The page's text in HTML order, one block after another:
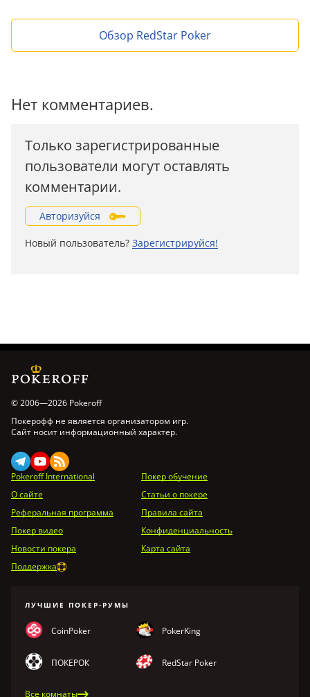
Обзор RedStar Poker
Нет комментариев.
Только зарегистрированные
пользователи могут оставлять
комментарии.
Авторизуйся
Новый пользователь? Зарегистрируйся!
© 2006—2026 Pokeroff
Покерофф не является организатором игр.
Сайт носит информационный характер.
Pokeroff International
Покер обучение
О сайте
Статьи о покере
Реферальная программа
Правила сайта
Покер видео
Конфиденциальность
Новости покера
Карта сайта
Поддержка
ЛУЧШИЕ ПОКЕР-РУМЫ
CoinPoker PokerKing
ПОКЕРОК RedStar Poker
Все комнаты